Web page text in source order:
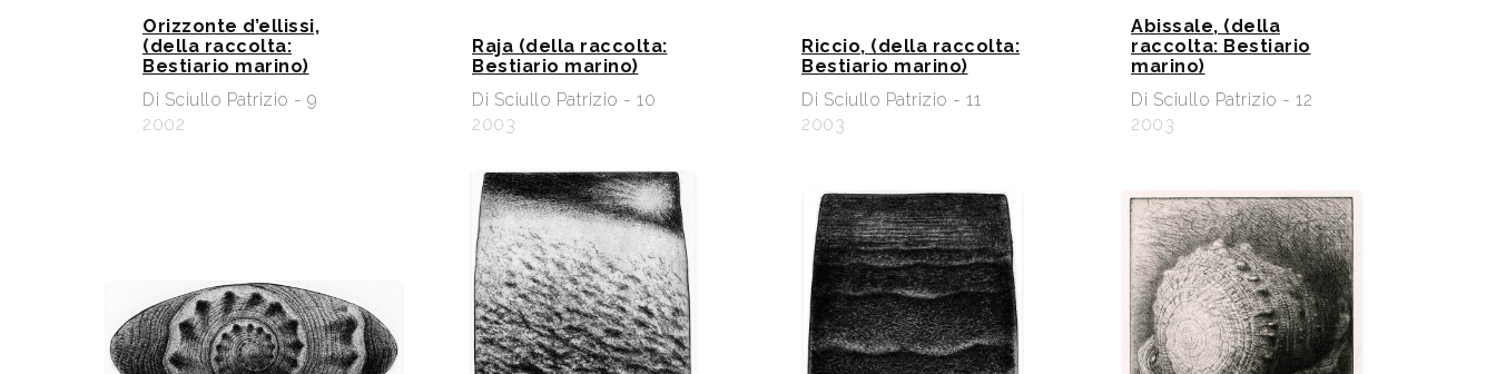
Orizzonte d’ellissi,
(della raccolta:
Bestiario marino)
Di Sciullo Patrizio - 9
2002
Raja (della raccolta:
Bestiario marino)
Di Sciullo Patrizio - 10
2003
Riccio, (della raccolta:
Bestiario marino)
Di Sciullo Patrizio - 11
2003
Abissale, (della
raccolta: Bestiario
marino)
Di Sciullo Patrizio - 12
2003